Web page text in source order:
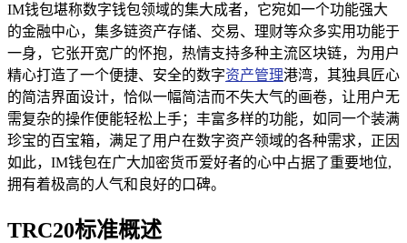
IM钱包堪称数字钱包领域的集大成者，它宛如一个功能强大
的金融中心，集多链资产存储、交易、理财等众多实用功能于
一身，它张开宽广的怀抱，热情支持多种主流区块链，为用户
精心打造了一个便捷、安全的数字资产管理港湾，其独具匠心
的简洁界面设计，恰似一幅简洁而不失大气的画卷，让用户无
需复杂的操作便能轻松上手；丰富多样的功能，如同一个装满
珍宝的百宝箱，满足了用户在数字资产领域的各种需求，正因
如此，IM钱包在广大加密货币爱好者的心中占据了重要地位,
拥有着极高的人气和良好的口碑。
TRC20标准概述